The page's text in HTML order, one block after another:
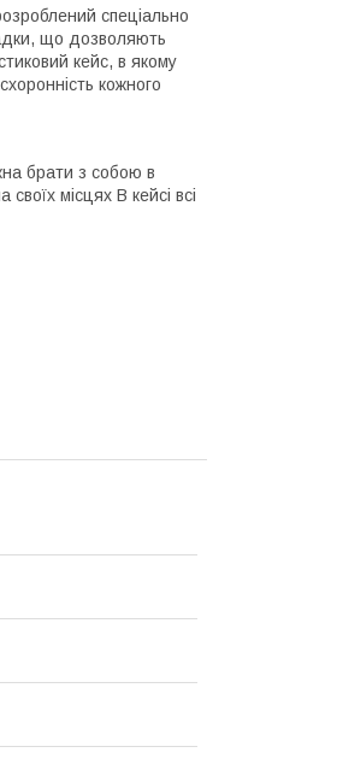
спеціально
що дозволяють
кейс, в якому
кожного
брати з собою в
місцях В кейсі всі